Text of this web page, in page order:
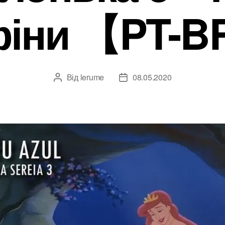
【PT-
Автор
Від lerume
Дата08.05.2020